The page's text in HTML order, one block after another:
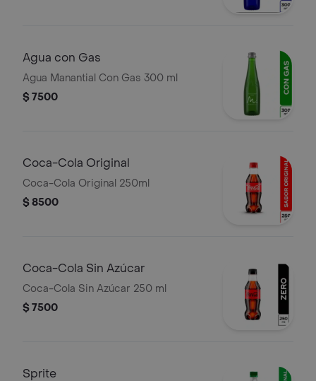
Agua con Gas
Agua Manantial Con Gas 300 ml
$ 7500
Coca-Cola Original
Coca-Cola Original 250ml
$ 8500
Coca-Cola Sin Azúcar
Coca-Cola Sin Azúcar 250 ml
$ 7500
Sprite